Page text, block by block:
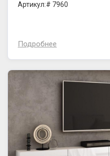
Артикул:# 7960
Подробнее